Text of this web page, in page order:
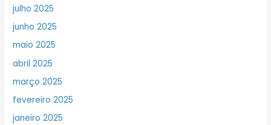
julho 2025
junho 2025
maio 2025
abril 2025
março 2025
fevereiro 2025
janeiro 2025